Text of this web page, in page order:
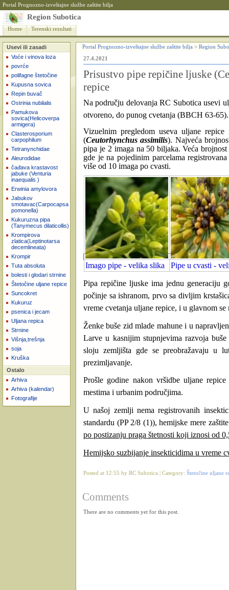
Portal Prognozno-izveštajne službe zaštite bilja
Region Subotica
Home Terenski rezultati
Usevi ili zasadi
Voće i vinova loza
povrće
polifagne štetočine
Kupusna sovica
Repin buvač
Ostrinia nubilalis
Pamukova
sovica(Helicoverpa
armigera)
Clasterosporium
carpophilum
Tetranynchidae
Aleurodidae
čađava krastavost
jabuke (Venturia
inaequalis )
Erwinia amylovora
Jabukov
smotavac(Carpocapsa
pomonella)
Kukuruzna pipa
(Tanymecus dilaticollis)
Krompirova
zlatica(Leptinotarsa
decemlineata)
Krompir
Tuta absoluta
bolesti i glodari strnine
Štetočine uljane repice
Suncokret
Kukuruz
psenica i jecam
Uljana repica
Strnine
Višnja,trešnja
soja
Kruška
Ostalo
Arhiva
Arhiva (kalendar)
Fotografije
Portal Prognozno-izveštajne službe zaštite bilja > Region
27.4.2021
Prisustvo pipe repičine ljuske
repice
Na području delovanja RC Subotica usevi
otvoreno, do punog cvetanja (BBCH 63-65).
Vizuelnim pregledom useva uljane
(Ceutorhynchus assimilis). Najveća
pipa je 2 imaga na 50 biljaka. Veća
gde je na pojedinim parcelama
više od 10 imaga po cvasti.
Imago pipe - velika slika Pipe u cvasti -
Pipa repičine ljuske ima jednu generaciju
počinje sa ishranom, prvo sa divljim
vreme cvetanja uljane repice, i u glavnom
Ženke buše zid mlade mahune i u
Larve u kasnijim stupnjevima razvoja
sloju zemljišta gde se preobražavaju u
prezimljavanje.
Prošle godine nakon vršidbe uljane
mestima i urbanim područjima.
U našoj zemlji nema registrovanih
standardu (PP 2/8 (1)), hemijske mere
po postizanju praga štetnosti koji iznosi od
Hemijsko suzbijanje insekticidima u vreme
Posted at 12:55 by RC Subotica | Category: Štetočine uljane
Comments
There are no comments yet for this post.